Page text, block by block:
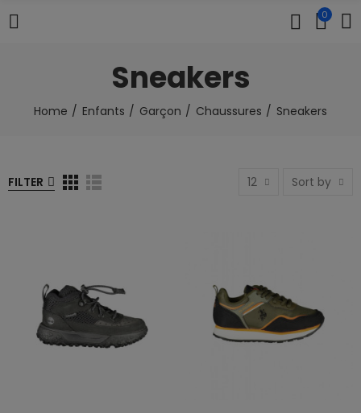
0
Sneakers
Home Enfants Garçon Chaussures Sneakers
FILTER 12 Sort by